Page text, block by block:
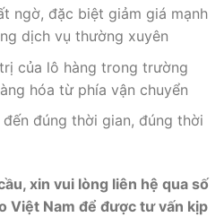
ngờ, đặc biệt giảm giá mạnh
dịch vụ thường xuyên
của lô hàng trong trường
hóa từ phía vận chuyển
đúng thời gian, đúng thời
xin vui lòng liên hệ qua số
Việt Nam để được tư vấn kịp